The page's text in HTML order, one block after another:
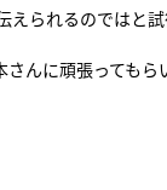
られるのではと試
さんに頑張っても